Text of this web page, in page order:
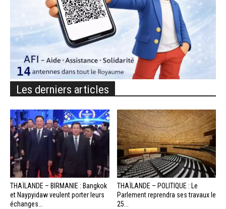
Les derniers articles
THAÏLANDE – BIRMANIE : Bangkok
et Naypyidaw veulent porter leurs
échanges...
THAÏLANDE – POLITIQUE : Le
Parlement reprendra ses travaux le
25...